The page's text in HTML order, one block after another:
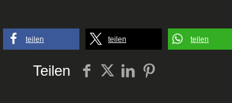
teilen teilen teilen
Teilen